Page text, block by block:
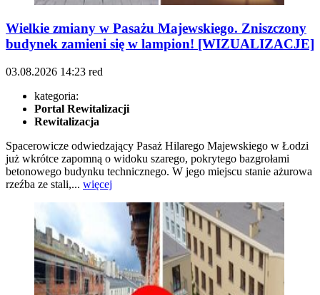
Wielkie zmiany w Pasażu Majewskiego. Zniszczony
budynek zamieni się w lampion! [WIZUALIZACJE]
03.08.2026 14:23 red
kategoria:
Portal Rewitalizacji
Rewitalizacja
Spacerowicze odwiedzający Pasaż Hilarego Majewskiego w Łodzi
już wkrótce zapomną o widoku szarego, pokrytego bazgrołami
betonowego budynku technicznego. W jego miejscu stanie ażurowa
rzeźba ze stali,... więcej